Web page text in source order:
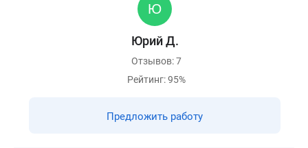
Юрий Д.
Отзывов: 7
Рейтинг: 95%
Предложить работу